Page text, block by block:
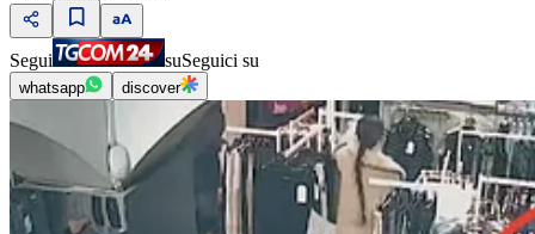
Segui suSeguici su
whatsapp discover